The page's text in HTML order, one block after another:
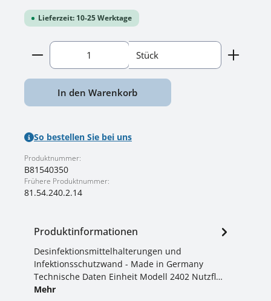
Lieferzeit: 10-25 Werktage
Produkt Anzahl: Gib den gewünschten Wert
Stück
In den Warenkorb
So bestellen Sie bei uns
Produktnummer:
B81540350
Frühere Produktnummer:
81.54.240.2.14
Produktinformationen
Desinfektionsmittelhalterungen und
Infektionsschutzwand - Made in Germany
Technische Daten Einheit Modell 2402 Nutzfl…
Mehr